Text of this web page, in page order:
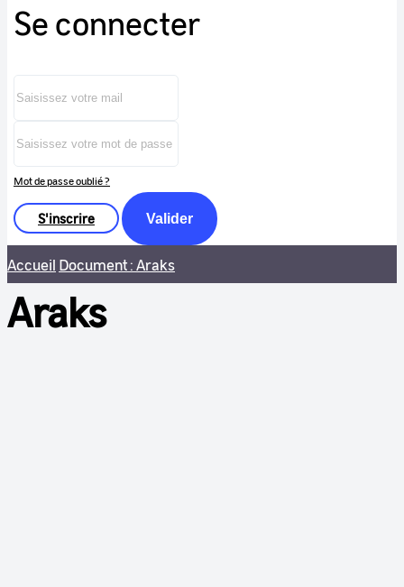
Se connecter
Mot de passe oublié ?
S'inscrire Valider
Accueil Document : Araks
Araks